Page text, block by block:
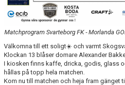
VÅRA MATCHER
KONSTGRÄS
SPONSORHUSET
GRÄSROTEN
Matchprogram Svarteborg FK - Morlanda
Välkomna till ett soligt☀️ och varmt
Klockan 13 blåser domare Alexander
I kiosken finns kaffe, dricka, godis, glass
hållas på topp hela matchen.
Kom nu till matchen och heja fram gänget